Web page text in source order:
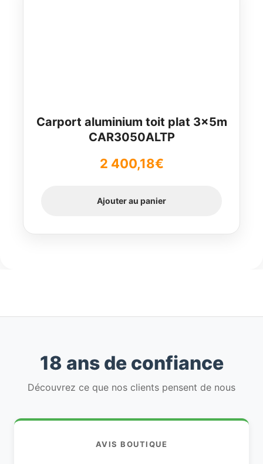
Carport aluminium toit plat 3x5m
CAR3050ALTP
2 400,18€
Ajouter au panier
18 ans de confiance
Découvrez ce que nos clients pensent de nous
AVIS BOUTIQUE